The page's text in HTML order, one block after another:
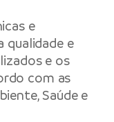
e
qualidade e
e os
com as
Saúde e